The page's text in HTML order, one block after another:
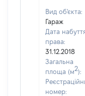
Вид об'єкта:
Гараж
Дата
права:
31.12.2018
Загальна
площа (м2):
номер: